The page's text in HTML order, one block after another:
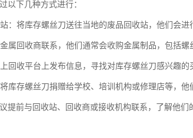
以下几种方式进行：
：将库存螺丝刀送往当地的废品回收站，他们会进
属回收商联系，他们通常会收购金属制品，包括螺
回收平台上发布信息，寻找对库存螺丝刀感兴趣的
库存螺丝刀捐赠给学校、培训机构或修理店等，他
提前与回收站、回收商或接收机构联系，了解他